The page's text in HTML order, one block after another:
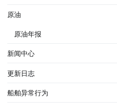
原油
原油年报
新闻中心
更新日志
船舶异常行为